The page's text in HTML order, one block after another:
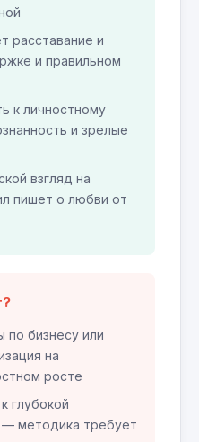
расставание и
и правильном
к личностному
и зрелые
взгляд на
пишет о любви от
по бизнесу или
на
росте
глубокой
методика требует